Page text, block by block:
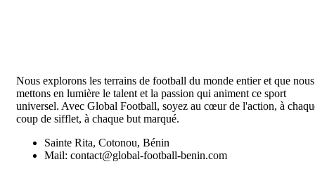
Nous explorons les terrains de football du monde entier et que nous
mettons en lumière le talent et la passion qui animent ce sport
universel. Avec Global Football, soyez au cœur de l'action, à
coup de sifflet, à chaque but marqué.
Sainte Rita, Cotonou, Bénin
Mail: contact@global-football-benin.com